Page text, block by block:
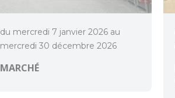
du mercredi 7 janvier 2026 au
mercredi 30 décembre 2026
MARCHÉ